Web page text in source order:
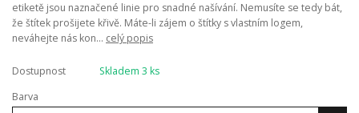
etiketě jsou naznačené linie pro snadné našívání. Nemusíte se tedy bát,
že štítek prošijete křivě. Máte-li zájem o štítky s vlastním logem,
neváhejte nás kon... celý popis
Dostupnost
Skladem 3 ks
Barva